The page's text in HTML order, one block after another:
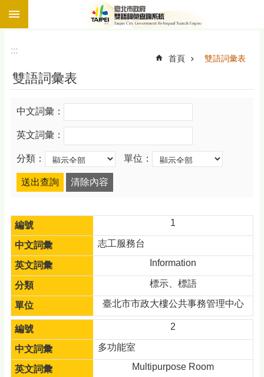
跳到主要內容區塊
:::
首頁 雙語詞彙表
雙語詞彙表
中文詞彙：
英文詞彙：
分類： 單位：
1
志工服務台
Information
標示、標語
臺北市市政大樓公共事務管理中心
2
多功能室
Multipurpose Room